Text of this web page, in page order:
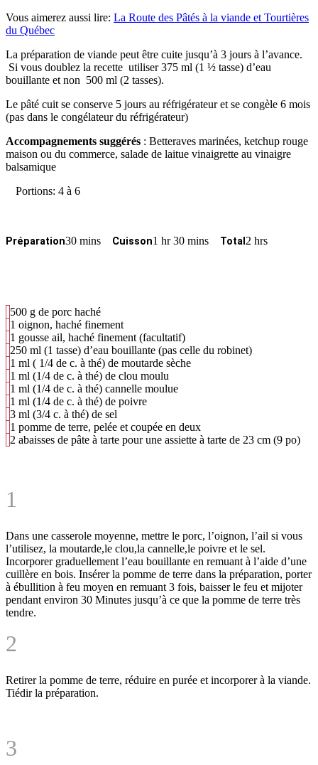
Vous aimerez aussi lire: La Route des Pâtés à la viande et Tourtières
du Québec
La préparation de viande peut être cuite jusqu’à 3 jours à l’avance.
Si vous doublez la recette utiliser 375 ml (1 ½ tasse) d’eau
bouillante et non 500 ml (2 tasses).
Le pâté cuit se conserve 5 jours au réfrigérateur et se congèle 6 mois
(pas dans le congélateur du réfrigérateur)
Accompagnements suggérés : Betteraves marinées, ketchup rouge
maison ou du commerce, salade de laitue vinaigrette au vinaigre
balsamique
Portions: 4 à 6
Préparation30 mins Cuisson1 hr 30 mins Total 2 hrs
500 g de porc haché
1 oignon, haché finement
1 gousse ail, haché finement (facultatif)
250 ml (1 tasse) d’eau bouillante (pas celle du robinet)
1 ml ( 1/4 de c. à thé) de moutarde sèche
1 ml (1/4 de c. à thé) de clou moulu
1 ml (1/4 de c. à thé) cannelle moulue
1 ml (1/4 de c. à thé) de poivre
3 ml (3/4 c. à thé) de sel
1 pomme de terre, pelée et coupée en deux
2 abaisses de pâte à tarte pour une assiette à tarte de 23 cm (9 po)
1
Dans une casserole moyenne, mettre le porc, l’oignon, l’ail si vous
l’utilisez, la moutarde,le clou,la cannelle,le poivre et le sel.
Incorporer graduellement l’eau bouillante en remuant à l’aide d’une
cuillère en bois. Insérer la pomme de terre dans la préparation, porter
à ébullition à feu moyen en remuant 3 fois, baisser le feu et mijoter
pendant environ 30 Minutes jusqu’à ce que la pomme de terre très
tendre.
2
Retirer la pomme de terre, réduire en purée et incorporer à la viande.
Tiédir la préparation.
3